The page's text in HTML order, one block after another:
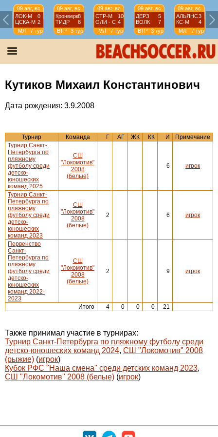
09 авг, вс
ЛОК-М
0
ЦСКА-М 2
МЛ
7 тур
09 авг, вс
Кронверк8
ТИДР
8
ВТР
3 тур
09 авг, вс
СТР-М
10
ОЛИ - С 4
МЛ
7 тур
09 авг, вс
ДЕРЗ
5
ВОЛК
7
ВТР
3 тур
09 авг, вс
АЛЬЯНС3
КС-М
4
МЛ
7 тур
Кутиков Михаил Константинович
Дата рождения: 3.9.2008
Турнир Команда Г АГ ЖК КК И
Примечание
Турнир Санкт-
Петербурга по
пляжному
футболу среди
детско-
юношеских
команд 2025
СШ
"Локомотив"
2008
(белые)
6 игрок
Турнир Санкт-
Петербурга по
пляжному
футболу среди
детско-
юношеских
команд 2023
СШ
"Локомотив"
2008
(белые)
2 6 игрок
Первенство
Санкт-
Петербурга по
пляжному
футболу среди
детско-
юношеских
команд 2022-
2023
СШ
"Локомотив"
2008
(белые)
2 9 игрок
Итого 4 0 0 0 21
Также принимал участие в турнирах:
Турнир Санкт-Петербурга по пляжному футболу среди
детско-юношеских команд 2024, СШ "Локомотив" 2008
(рыжие) (игрок)
Кубок РФС "Наша смена" среди детских команд 2023,
СШ "Локомотив" 2008 (белые) (игрок)